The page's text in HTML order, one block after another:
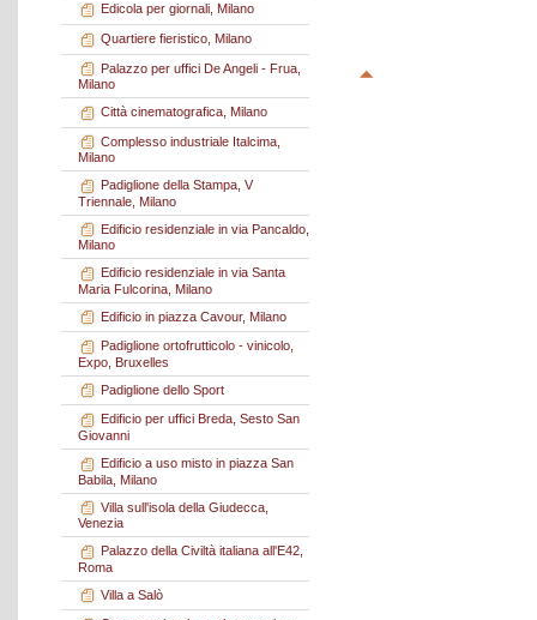
Edicola per giornali, Milano
Quartiere fieristico, Milano
Palazzo per uffici De Angeli - Frua,
Milano
Città cinematografica, Milano
Complesso industriale Italcima,
Milano
Padiglione della Stampa, V
Triennale, Milano
Edificio residenziale in via Pancaldo,
Milano
Edificio residenziale in via Santa
Maria Fulcorina, Milano
Edificio in piazza Cavour, Milano
Padiglione ortofrutticolo - vinicolo,
Expo, Bruxelles
Padiglione dello Sport
Edificio per uffici Breda, Sesto San
Giovanni
Edificio a uso misto in piazza San
Babila, Milano
Villa sull'isola della Giudecca,
Venezia
Palazzo della Civiltà italiana all'E42,
Roma
Villa a Salò